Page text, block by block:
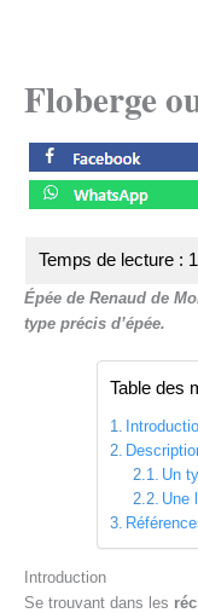
Floberge
Épée de Renaud de
type précis d’épée.
Table des
Un
Une
Introduction
Se trouvant dans les